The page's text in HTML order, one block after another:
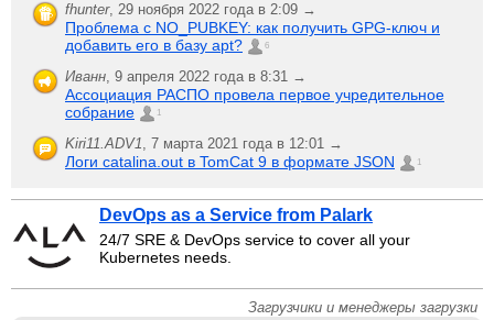
fhunter, 29 ноября 2022 года в 2:09 →
Проблема с NO_PUBKEY: как получить GPG-ключ и
добавить его в базу apt?
6
Иванн, 9 апреля 2022 года в 8:31 →
Ассоциация РАСПО провела первое учредительное
собрание
1
Kiri11.ADV1, 7 марта 2021 года в 12:01 →
Логи catalina.out в TomCat 9 в формате JSON 1
DevOps as a Service from Palark
24/7 SRE & DevOps service to cover all your
Kubernetes needs.
Загрузчики и менеджеры загрузки